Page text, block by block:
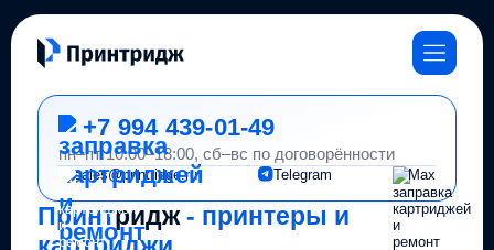
Принтридж- принтеры и
+7 994 439-01-49
пн–пт 10:00–18:00, сб–вс по договорённости
sales@printridge.ru Telegram Max